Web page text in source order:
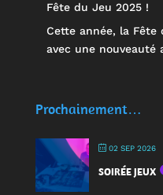
Fête du Jeu 2025 !
Cette année, la Fête
avec une nouveauté
Prochainement…
02 SEP 2026
SOIRÉE JEUX